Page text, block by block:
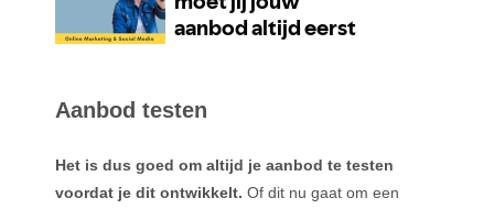
Aanbod testen
Het is dus goed om altijd je aanbod te testen
voordat je dit ontwikkelt. Of dit nu gaat om een